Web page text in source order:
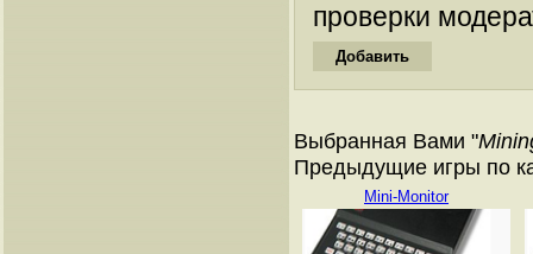
проверки
Выбранная Вами "
Предыдущие игры по
Mini-Monitor